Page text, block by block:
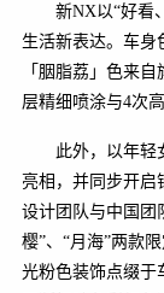
新NX以“好看
生活新表达。车身
「胭脂荔」色来
层精细喷涂与4次
此外，以年轻
亮相，并同步开启
设计团队与中国团
樱”、“月海”两款
光粉色装饰点缀于